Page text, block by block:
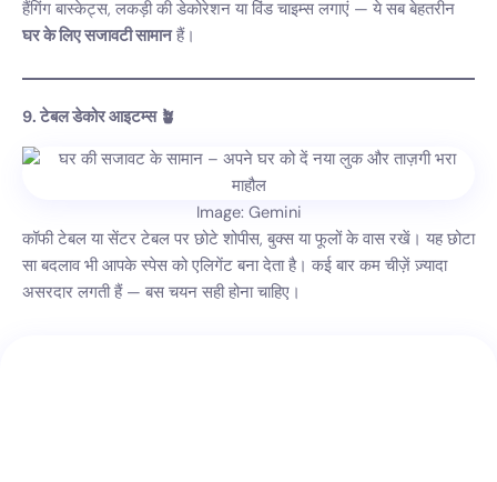
हैंगिंग बास्केट्स, लकड़ी की डेकोरेशन या विंड चाइम्स लगाएं — ये सब बेहतरीन
घर के लिए सजावटी सामानहैं।
9. टेबल डेकोर आइटम्स 🪴
Image: Gemini
कॉफी टेबल या सेंटर टेबल पर छोटे शोपीस, बुक्स या फूलों के वास रखें। यह छोटा
सा बदलाव भी आपके स्पेस को एलिगेंट बना देता है। कई बार कम चीज़ें ज़्यादा
असरदार लगती हैं — बस चयन सही होना चाहिए।